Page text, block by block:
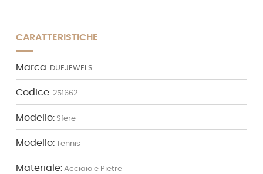
CARATTERISTICHE
Marca: DUEJEWELS
Codice: 251662
Modello: Sfere
Modello: Tennis
Materiale: Acciaio e Pietre